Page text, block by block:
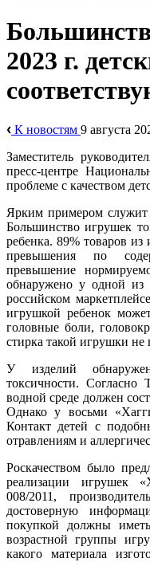
2023 г.
К новостям 9 августа
Заместитель
пресс-центре
проблеме с качеством
Ярким примером
Большинство игрушек
ребенка. 89% товаров
превышения по
превышение
обнаружено у одной из
российском
игрушкой ребенок
головные боли,
стирка такой игрушки не
У изделий
токсичности. Согласно
водной среде должен
Однако у восьми
Контакт детей с
отравлениям и
Роскачеством было
реализации игрушек
008/2011,
достоверную
покупкой должны
возрастной группы
какого материала